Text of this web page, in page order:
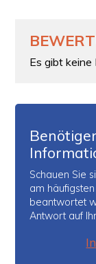
Es gibt
Schauen Sie
am
beantwortet
Antwort auf